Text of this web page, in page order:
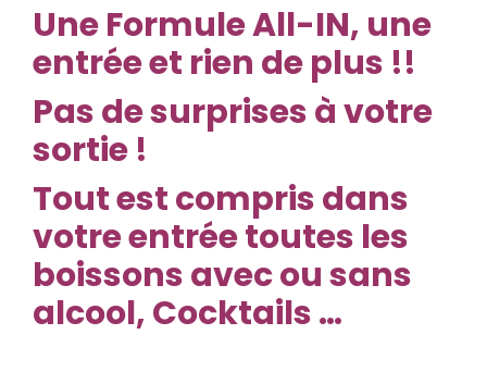
UneFormule All-IN, une
entrée et rien de plus !!
Pas de surprises à votre
sortie !
Tout est compris dans
votre entrée toutes les
boissons avec ou sans
alcool, Cocktails …